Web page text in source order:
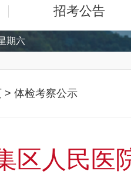
招考公告
期六
> 体检考察公示
区人民医